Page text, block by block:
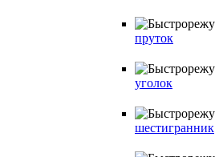
пруток
уголок
шестигранник